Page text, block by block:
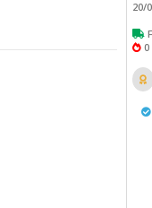
20/
0